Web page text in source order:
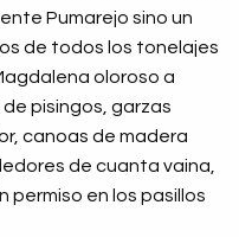
Pumarejo sino un
de todos los tonelajes
oloroso a
pisingos, garzas
canoas de madera
de cuanta vaina,
permiso en los pasillos